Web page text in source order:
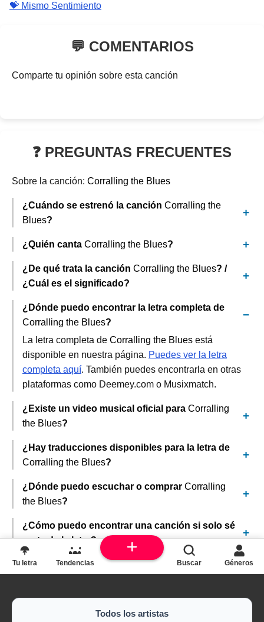
💝 Mismo Sentimiento
💬 COMENTARIOS
Comparte tu opinión sobre esta canción
❓ PREGUNTAS FRECUENTES
Sobre la canción: Corralling the Blues
¿Cuándo se estrenó la canción Corralling the
Blues?
¿Quién canta Corralling the Blues?
¿De qué trata la canción Corralling the Blues? /
¿Cuál es el significado?
¿Dónde puedo encontrar la letra completa de
Corralling the Blues?
La letra completa de Corralling the Blues está
disponible en nuestra página. Puedes ver la letra
completa aquí. También puedes encontrarla en otras
plataformas como Deemey.com o Musixmatch.
¿Existe un video musical oficial para Corralling
the Blues?
¿Hay traducciones disponibles para la letra de
Corralling the Blues?
¿Dónde puedo escuchar o comprar Corralling
the Blues?
¿Cómo puedo encontrar una canción si solo sé
parte de la letra?
Todos los artistas
Tu letra Tendencias Buscar Géneros